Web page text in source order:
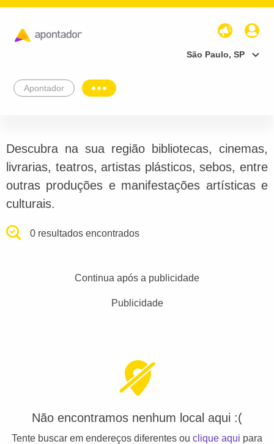
São Paulo, SP
Apontador
Descubra na sua região bibliotecas, cinemas,
livrarias, teatros, artistas plásticos, sebos, entre
outras produções e manifestações artísticas e
culturais.
0 resultados encontrados
Continua após a publicidade
Publicidade
Não encontramos nenhum local aqui :(
Tente buscar em endereços diferentes ou clique aqui para